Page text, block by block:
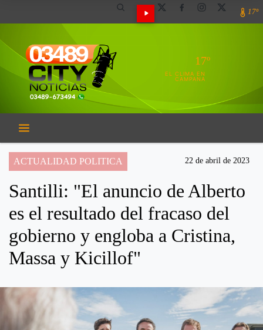
17º
17º
EL CLIMA EN
CAMPANA
ACTUALIDAD POLITICA 22 de abril de 2023
Santilli: "El anuncio de Alberto
es el resultado del fracaso del
gobierno y engloba a Cristina,
Massa y Kicillof"